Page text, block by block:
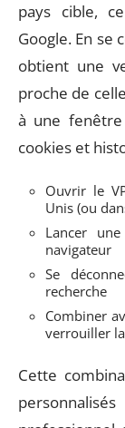
pays cible,
Google. En se
obtient une
proche de
à une
cookies et
Ouvrir le
Unis (ou
Lancer
navigateur
Se
recherche
Combiner
verrouiller
Cette